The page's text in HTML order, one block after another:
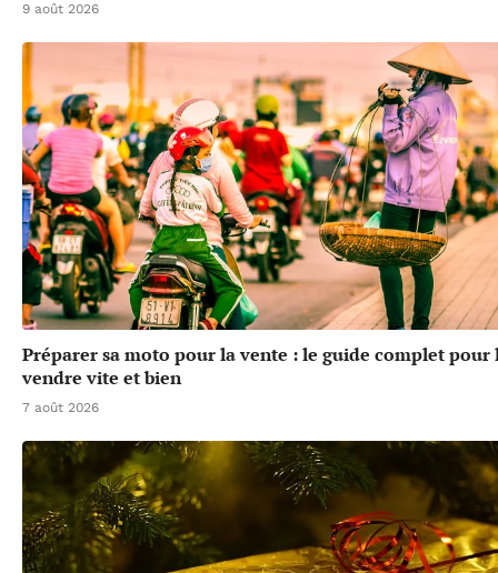
9 août 2026
Préparer sa moto pour la vente : le guide complet pour
vendre vite et bien
7 août 2026